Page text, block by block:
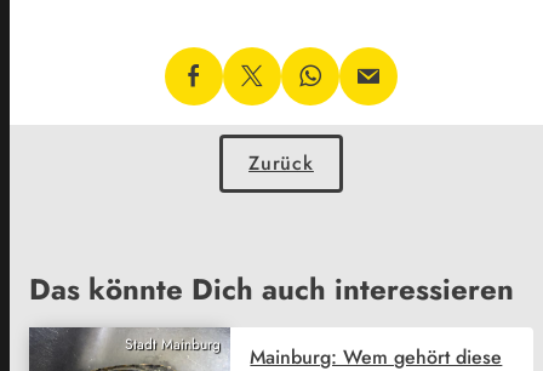
Zurück
Das könnte Dich auch interessieren
Stadt Mainburg
Mainburg: Wem gehört diese